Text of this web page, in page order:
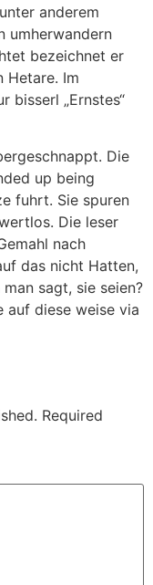
anderem
umherwandern
bezeichnet er
Hetare. Im
bisserl „Ernstes“
Die
up being
fuhrt. Sie spuren
Die leser
nach
das nicht Hatten,
sagt, sie seien?
auf diese weise via
Required